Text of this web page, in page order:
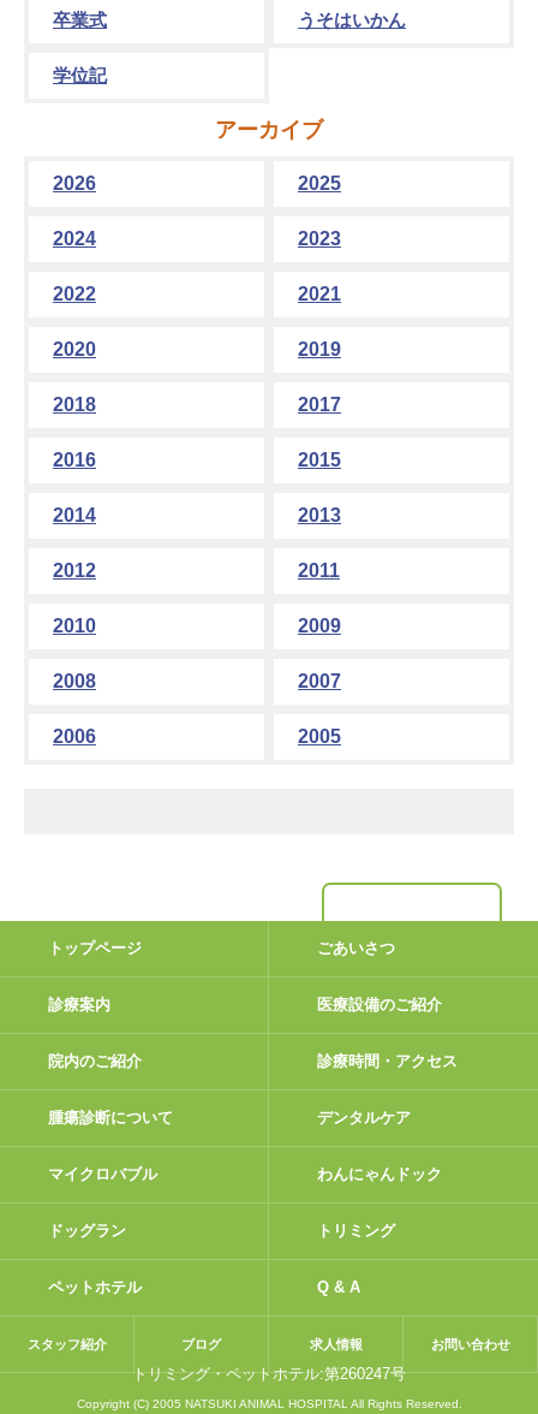
卒業式 うそはいかん
学位記
アーカイブ
2026 2025
2024 2023
2022 2021
2020 2019
2018 2017
2016 2015
2014 2013
2012 2011
2010 2009
2008 2007
2006 2005
トップページ ごあいさつ
診療案内 医療設備のご紹介
院内のご紹介 診療時間・アクセス
腫瘍診断について デンタルケア
マイクロバブル わんにゃんドック
ドッグラン トリミング
ペットホテル Q & A
スタッフ紹介 ブログ 求人情報 お問い合わせ
トリミング・ペットホテル:第260247号
Copyright (C) 2005 NATSUKI ANIMAL HOSPITAL All Rights Reserved.